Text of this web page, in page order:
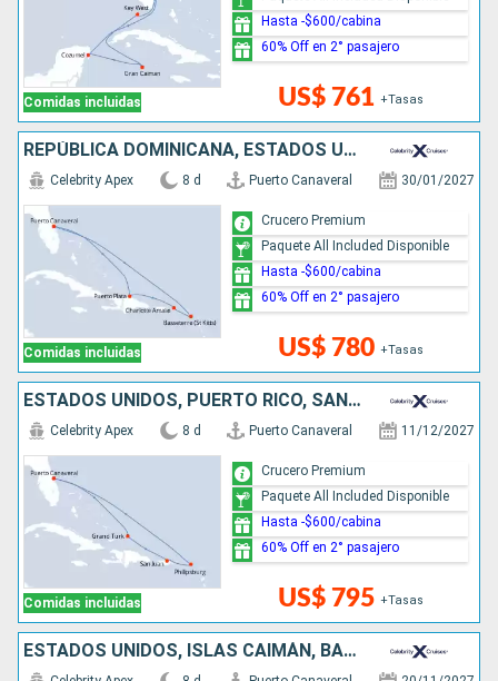
Comidas incluidas US$ 761 +Tasas
Hasta -$600/cabina
60% Off en 2° pasajero
REPÚBLICA DOMINICANA, ESTADOS UNIDOS
Comidas incluidas
Celebrity Apex 8 d Puerto Canaveral 30/01/2027
US$ 780 +Tasas
Crucero Premium
Paquete All Included Disponible
Hasta -$600/cabina
60% Off en 2° pasajero
ESTADOS UNIDOS, PUERTO RICO, SAN MARTÍN
Comidas incluidas
Celebrity Apex 8 d Puerto Canaveral 11/12/2027
US$ 795 +Tasas
Crucero Premium
Paquete All Included Disponible
Hasta -$600/cabina
60% Off en 2° pasajero
ESTADOS UNIDOS, ISLAS CAIMÁN, BAHAMAS